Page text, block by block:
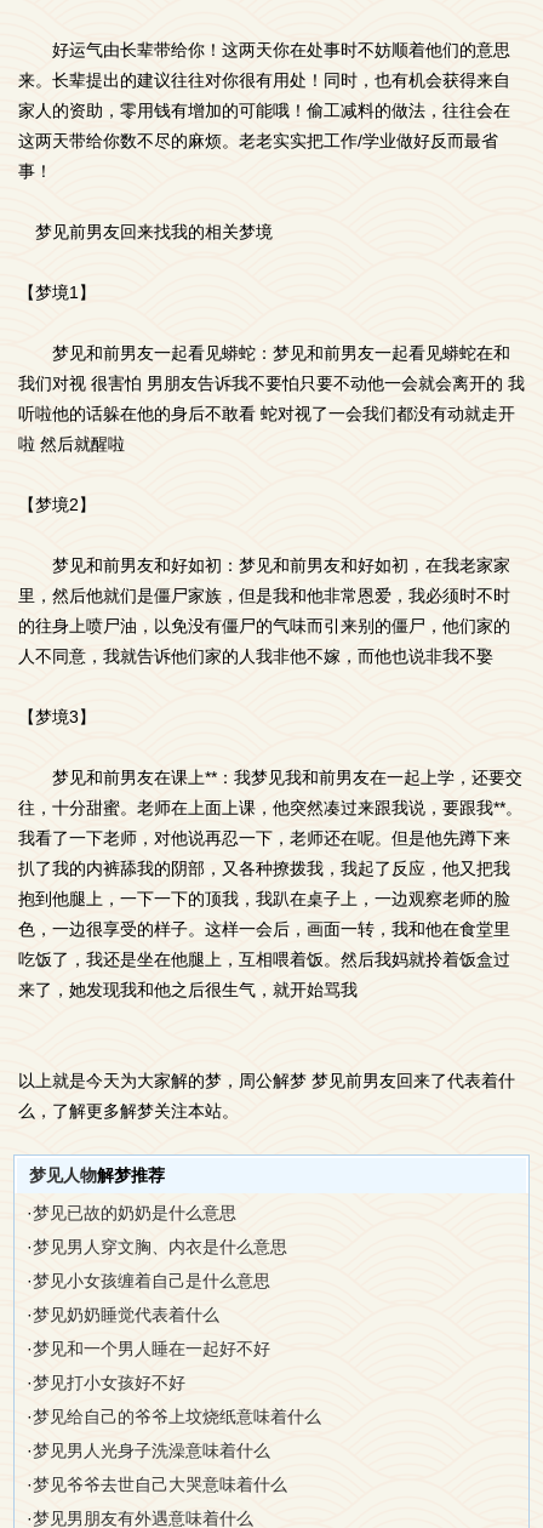
好运气由长辈带给你！这两天你在处事时不妨顺着他们的意思
来。长辈提出的建议往往对你很有用处！同时，也有机会获得来自
家人的资助，零用钱有增加的可能哦！偷工减料的做法，往往会在
这两天带给你数不尽的麻烦。老老实实把工作/学业做好反而最省
事！
梦见前男友回来找我的相关梦境
【梦境1】
梦见和前男友一起看见蟒蛇：梦见和前男友一起看见蟒蛇在和
我们对视 很害怕 男朋友告诉我不要怕只要不动他一会就会离开的 我
听啦他的话躲在他的身后不敢看 蛇对视了一会我们都没有动就走开
啦 然后就醒啦
【梦境2】
梦见和前男友和好如初：梦见和前男友和好如初，在我老家家
里，然后他就们是僵尸家族，但是我和他非常恩爱，我必须时不时
的往身上喷尸油，以免没有僵尸的气味而引来别的僵尸，他们家的
人不同意，我就告诉他们家的人我非他不嫁，而他也说非我不娶
【梦境3】
梦见和前男友在课上**：我梦见我和前男友在一起上学，还要交
往，十分甜蜜。老师在上面上课，他突然凑过来跟我说，要跟我**。
我看了一下老师，对他说再忍一下，老师还在呢。但是他先蹲下来
扒了我的内裤舔我的阴部，又各种撩拨我，我起了反应，他又把我
抱到他腿上，一下一下的顶我，我趴在桌子上，一边观察老师的脸
色，一边很享受的样子。这样一会后，画面一转，我和他在食堂里
吃饭了，我还是坐在他腿上，互相喂着饭。然后我妈就拎着饭盒过
来了，她发现我和他之后很生气，就开始骂我
以上就是今天为大家解的梦，周公解梦 梦见前男友回来了代表着什
么，了解更多解梦关注本站。
梦见人物解梦推荐
·梦见已故的奶奶是什么意思
·梦见男人穿文胸、内衣是什么意思
·梦见小女孩缠着自己是什么意思
·梦见奶奶睡觉代表着什么
·梦见和一个男人睡在一起好不好
·梦见打小女孩好不好
·梦见给自己的爷爷上坟烧纸意味着什么
·梦见男人光身子洗澡意味着什么
·梦见爷爷去世自己大哭意味着什么
·梦见男朋友有外遇意味着什么